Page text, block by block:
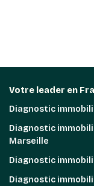
Votre leader en
Diagnostic
Diagnostic
Marseille
Diagnostic
Diagnostic